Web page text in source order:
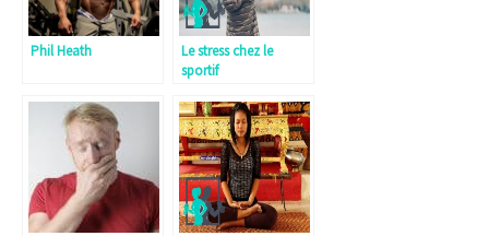
Phil Heath
Le stress chez le
sportif